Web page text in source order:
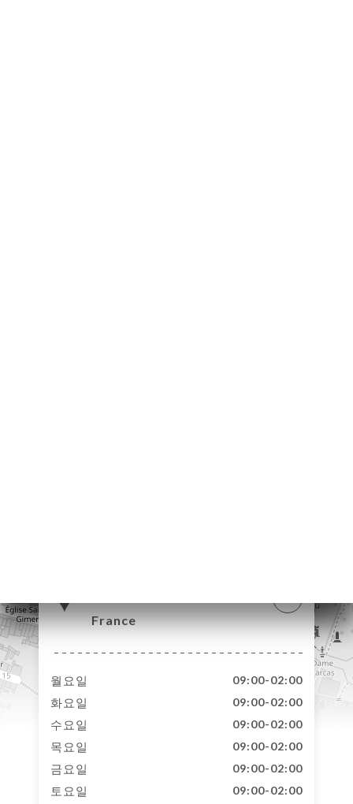
France
월요일 09:00-02:00
화요일 09:00-02:00
수요일 09:00-02:00
목요일 09:00-02:00
금요일 09:00-02:00
토요일 09:00-02:00